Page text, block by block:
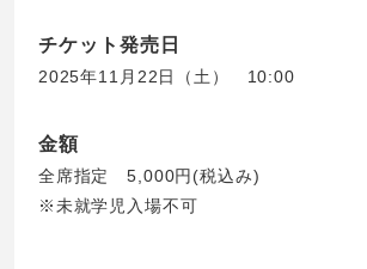
チケット発売日
2025年11月22日（土） 10:00
金額
全席指定 5,000円(税込み)
※未就学児入場不可